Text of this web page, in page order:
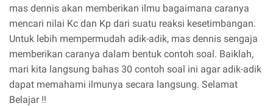
mas dennis akan memberikan ilmu bagaimana caranya
mencari nilai Kc dan Kp dari suatu reaksi kesetimbangan.
Untuk lebih mempermudah adik-adik, mas dennis sengaja
memberikan caranya dalam bentuk contoh soal. Baiklah,
mari kita langsung bahas 30 contoh soal ini agar adik-adik
dapat memahami ilmunya secara langsung. Selamat
Belajar !!